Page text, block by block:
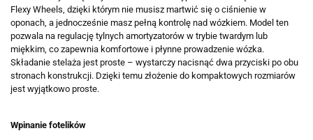
Flexy Wheels, dzięki którym nie musisz martwić się o ciśnienie w
oponach, a jednocześnie masz pełną kontrolę nad wózkiem. Model ten
pozwala na regulację tylnych amortyzatorów w trybie twardym lub
miękkim, co zapewnia komfortowe i płynne prowadzenie wózka.
Składanie stelaża jest proste – wystarczy nacisnąć dwa przyciski po obu
stronach konstrukcji. Dzięki temu złożenie do kompaktowych rozmiarów
jest wyjątkowo proste.
Wpinanie fotelików